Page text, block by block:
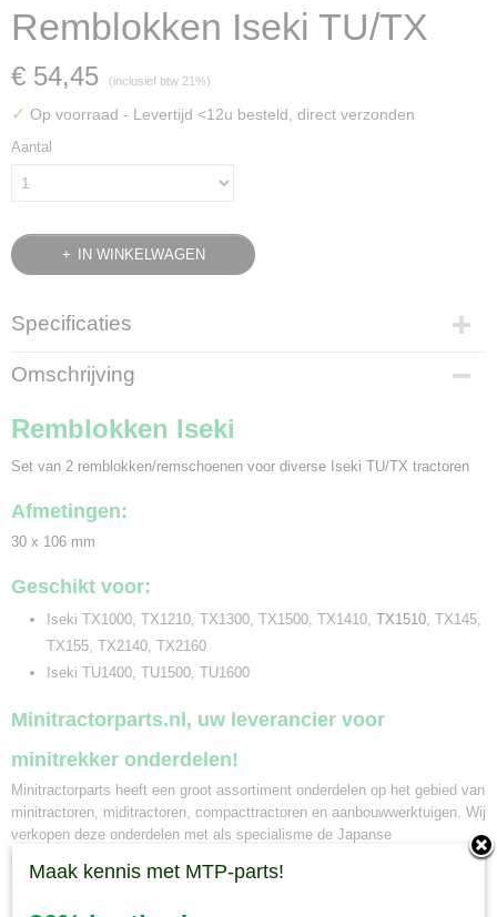
Remblokken Iseki TU/TX
€ 54,45 (inclusief btw 21%)
✓ Op voorraad - Levertijd <12u besteld, direct verzonden
Aantal
IN WINKELWAGEN
Specificaties
Bruto gewicht
1,10 Kg
Omschrijving
Remblokken Iseki
Set van 2 remblokken/remschoenen voor diverse Iseki TU/TX tractoren
Afmetingen:
30 x 106 mm
Geschikt voor:
Iseki TX1000, TX1210, TX1300, TX1500, TX1410, TX1510, TX145,
TX155, TX2140, TX2160
Iseki TU1400, TU1500, TU1600
Minitractorparts.nl, uw leverancier voor
minitrekker onderdelen!
Minitractorparts heeft een groot assortiment onderdelen op het gebied van
minitractoren, miditractoren, compacttractoren en aanbouwwerktuigen. Wij
verkopen deze onderdelen met als specialisme de Japanse
Maak kennis met MTP-parts!